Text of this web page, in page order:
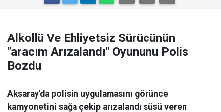
Alkollü Ve Ehliyetsiz Sürücünün
"aracım Arızalandı" Oyununu Polis
Bozdu
Aksaray'da polisin uygulamasını görünce
kamyonetini sağa çekip arızalandı süsü veren